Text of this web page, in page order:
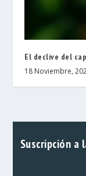
El declive del
18 Noviembre,
Suscripción a